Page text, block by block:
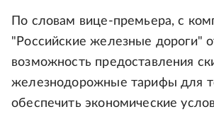
По словам вице-премьера, с
"Российские железные дороги"
возможность предоставления
железнодорожные тарифы для
обеспечить экономические